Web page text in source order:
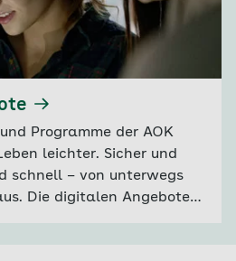
Programme der AOK
leichter. Sicher und
schnell – von unterwegs
Die digitalen Angebote